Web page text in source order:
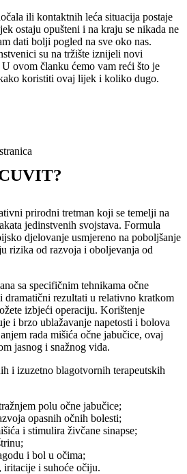
ili kontaktnih leća situacija postaje
ostaju opušteni i na kraju se nikada ne
dati bolji pogled na sve oko nas.
su na tržište iznijeli novi
ovom članku ćemo vam reći što je
koristiti ovaj lijek i koliko dugo.
prirodni tretman koji se temelji na
jedinstvenih svojstava. Formula
djelovanje usmjereno na poboljšanje
rizika od razvoja i oboljevanja od
sa specifičnim tehnikama očne
dramatični rezultati u relativno kratkom
izbjeći operaciju. Korištenje
i brzo ublažavanje napetosti i bolova
rada mišića očne jabučice, ovaj
jasnog i snažnog vida.
i izuzetno blagotvornih terapeutskih
polu očne jabučice;
opasnih očnih bolesti;
i stimulira živčane sinapse;
i bol u očima;
i suhoće očiju.